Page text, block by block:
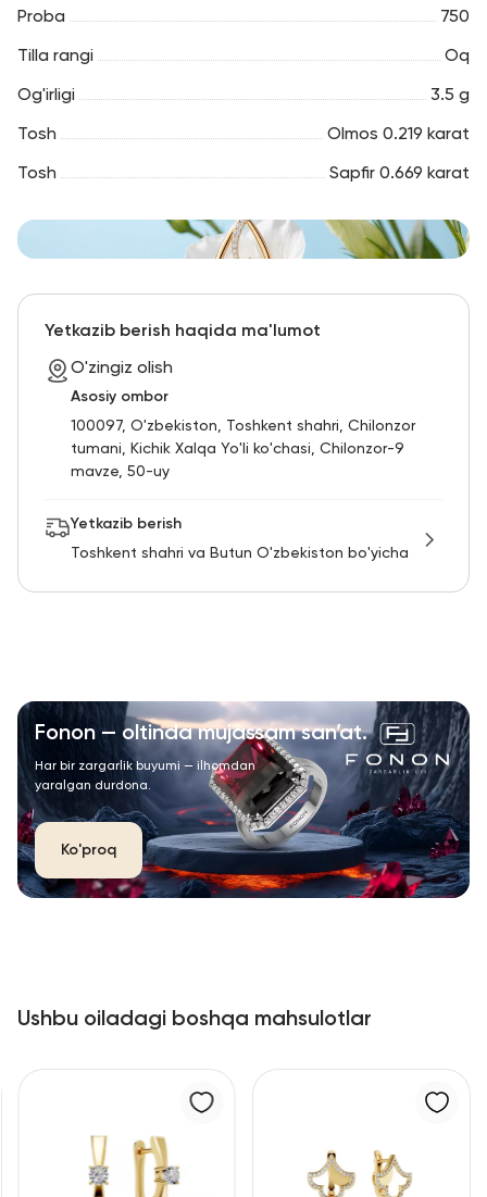
Proba 750
Tilla rangi Oq
Og'irligi 3.5 g
Tosh Olmos 0.219 karat
Tosh Sapfir 0.669 karat
Yetkazib berish haqida ma'lumot
O'zingiz olish
Asosiy ombor
100097, O'zbekiston, Toshkent shahri, Chilonzor
tumani, Kichik Xalqa Yo'li ko'chasi, Chilonzor-9
mavze, 50-uy
Yetkazib berish
Toshkent shahri va Butun O'zbekiston bo'yicha
Fonon — oltinda mujassam san’at.
Har bir zargarlik buyumi — ilhomdan
yaralgan durdona.
Ko'proq
Ushbu oiladagi boshqa mahsulotlar